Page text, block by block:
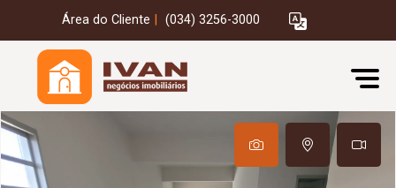
Área do Cliente (034) 3256-3000